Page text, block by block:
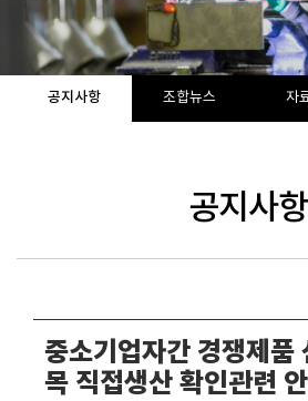
공지사항 조합뉴스 자
공지사항
중소기업자간 경쟁제품
목 직접생산 확인관련